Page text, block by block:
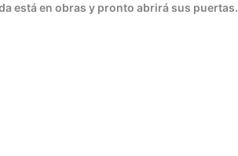
está en obras y pronto abrirá sus puertas.